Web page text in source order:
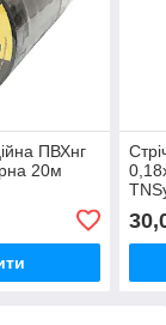
ПВХнг
20м